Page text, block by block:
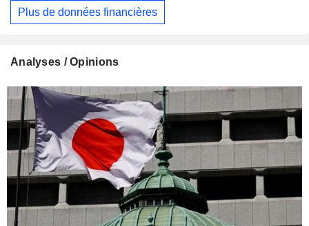
Plus de données financières
Analyses / Opinions